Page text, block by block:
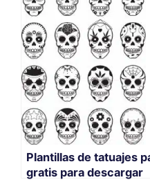
Plantillas de tatuajes
gratis para descargar